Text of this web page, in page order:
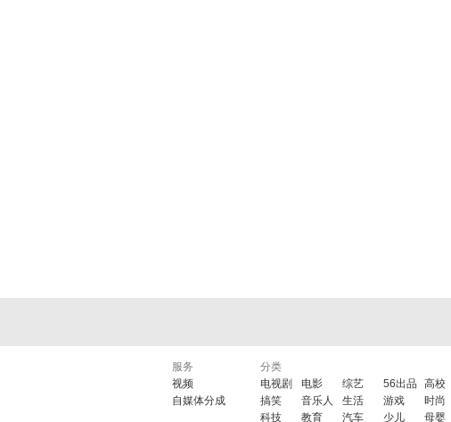
服务
视频
自媒体分成
分类
电视剧
电影 综艺 56出品 高校
搞笑
音乐人 生活 游戏 时尚
科技
教育 汽车 少儿 母婴